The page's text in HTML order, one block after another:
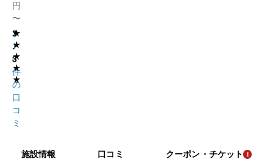
円
〜
★
★
★
★
★
3
.
3
1
1
6
件
の
口
コ
ミ
施設情報 口コミ クーポン・チケット 1